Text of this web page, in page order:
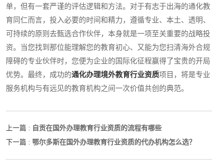
单，但有一套严谨的评估逻辑和方法。对于有志于出海的通化教
育同仁而言，投入必要的时间和精力，遵循专业、本土、透明、
可持续的原则去甄选合作伙伴，本身就是一项至关重要的战略投
资。当您找到那位能理解您的教育初心、又能为您扫清海外合规
障碍的专业伙伴时，您便为企业的国际化征程赢得了宝贵的开局
优势。最终，成功的通化办理境外教育行业资质项目，将是专业
服务机构与有远见的教育机构之间一次价值共创的典范。
上一篇 : 自贡在国外办理教育行业资质的流程有哪些
下一篇 : 鄂尔多斯在国外办理教育行业资质的代办机构怎么选？